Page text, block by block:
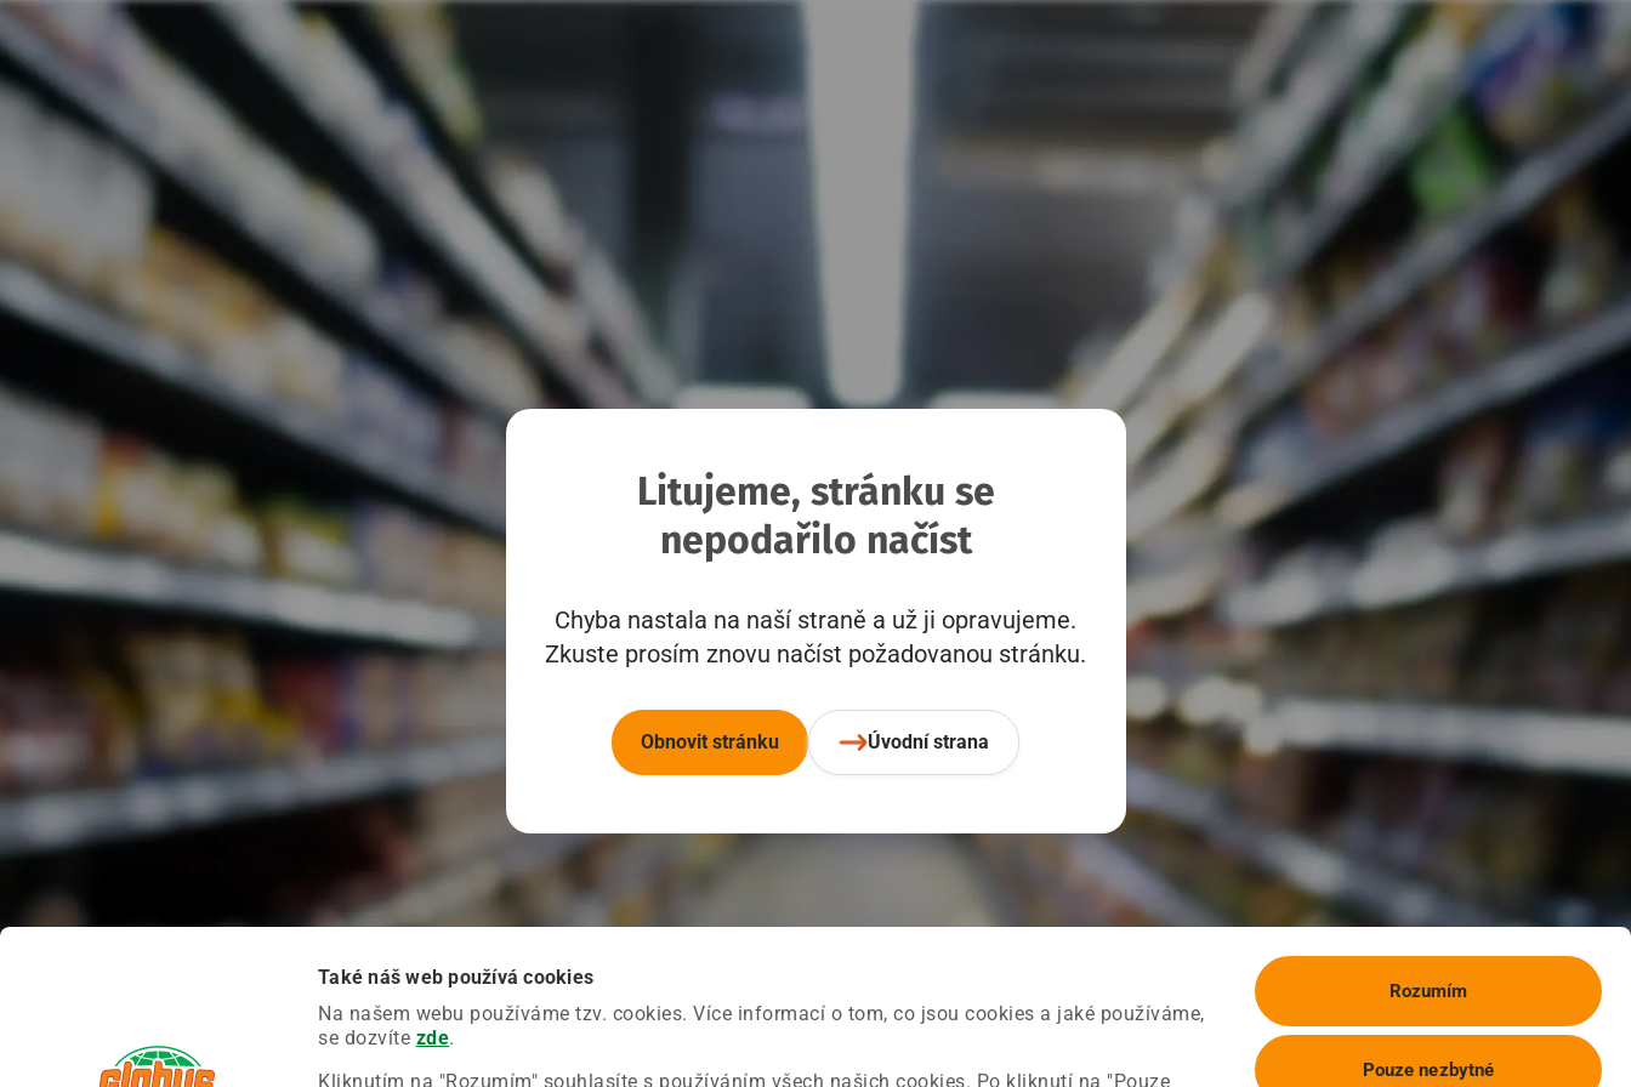
Také náš web používá cookies
Na našem webu používáme tzv. cookies. Více informací o tom, co jsou cookies a jaké používáme,
se dozvíte zde.
Kliknutím na "Rozumím" souhlasíte s používáním všech našich cookies. Po kliknutí na "Pouze
Rozumím
Pouze nezbytné
Litujeme, stránku se
nepodařilo načíst
Chyba nastala na naší straně a už ji opravujeme.
Zkuste prosím znovu načíst požadovanou stránku.
Obnovit stránku Úvodní strana